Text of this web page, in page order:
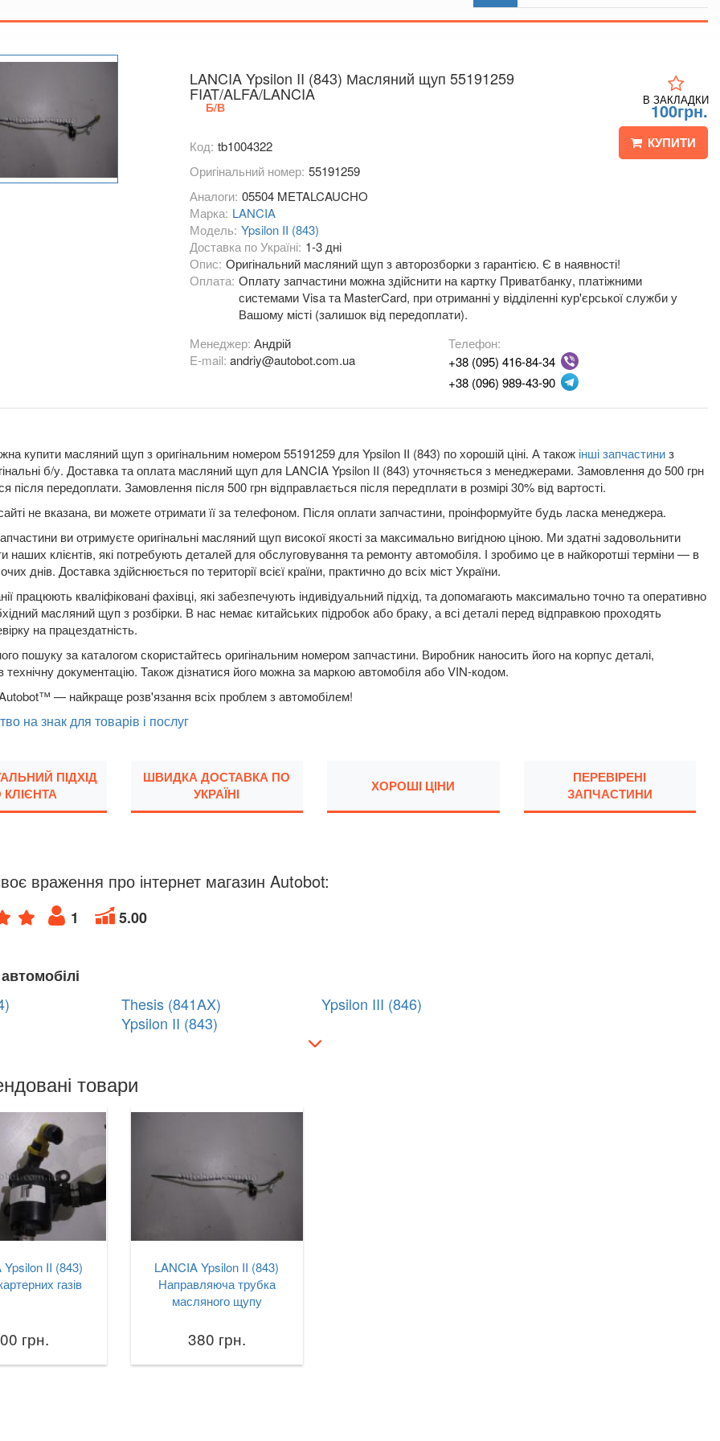
LANCIA Ypsilon II (843) Масляний щуп 55191259
FIAT/ALFA/LANCIA
Б/В 100грн.
КУПИТИ
В ЗАКЛАДКИ
Код: tb1004322
Оригінальний номер: 55191259
Аналоги: 05504 METALCAUCHO
Марка: LANCIA
Модель: Ypsilon II (843)
Доставка по Україні: 1-3 дні
Опис: Оригінальний масляний щуп з авторозборки з гарантією. Є в наявності!
Оплата: Оплату запчастини можна здійснити на картку Приватбанку, платіжними
системами Visa та MasterCard, при отриманні у відділенні кур'єрської служби у
Вашому місті (залишок від передоплати).
Менеджер: Андрій
E-mail: andriy@autobot.com.ua
Телефон:
+38 (095) 416-84-34
+38 (096) 989-43-90
купити масляний щуп з оригінальним номером 55191259 для Ypsilon II (843) по хорошій ціні. А також інші запчастиниз
б/у. Доставка та оплата масляний щуп для LANCIA Ypsilon II (843) уточняється з менеджерами. Замовлення до 500 грн
після передоплати. Замовлення після 500 грн відправлається після передплати в розмірі 30% від вартості.
не вказана, ви можете отримати її за телефоном. Після оплати запчастини, проінформуйте будь ласка менеджера.
ви отримуєте оригінальні масляний щуп високої якості за максимально вигідною ціною. Ми здатні задовольнити
наших клієнтів, які потребують деталей для обслуговування та ремонту автомобіля. І зробимо це в найкоротші терміни — в
днів. Доставка здійснюється по території всієї країни, практично до всіх міст України.
працюють кваліфіковані фахівці, які забезпечують індивідуальний підхід, та допомагають максимально точно та оперативно
масляний щуп з розбірки. В нас немає китайських підробок або браку, а всі деталі перед відправкою проходять
на працездатність.
пошуку за каталогом скористайтесь оригінальним номером запчастини. Виробник наносить його на корпус деталі,
технічну документацію. Також дізнатися його можна за маркою автомобіля або VIN-кодом.
— найкраще розв'язання всіх проблем з автомобілем!
на знак для товарів і послуг
ПІДХІД
ШВИДКА ДОСТАВКА ПО
УКРАЇНІ
ХОРОШІ ЦІНИ
ПЕРЕВІРЕНІ
ЗАПЧАСТИНИ
враження про інтернет магазин Autobot:
1 5.00
Thesis (841AX)
Ypsilon II (843)
Ypsilon III (846)
Показати на мапі
товари
Ypsilon II (843)
газів
грн.
LANCIA Ypsilon II (843)
Направляюча трубка
масляного щупу
380 грн.